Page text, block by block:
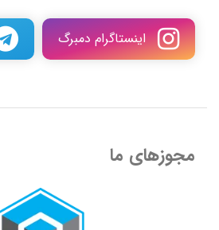
اینستاگرام دمبرگ
مجوزهای ما